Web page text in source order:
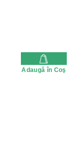
Adaugă în Coş